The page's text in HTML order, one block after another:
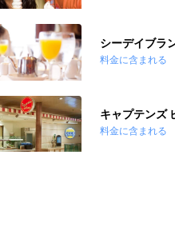
シーデイブラ
料金に含まれる
キャプテンズ
料金に含まれる